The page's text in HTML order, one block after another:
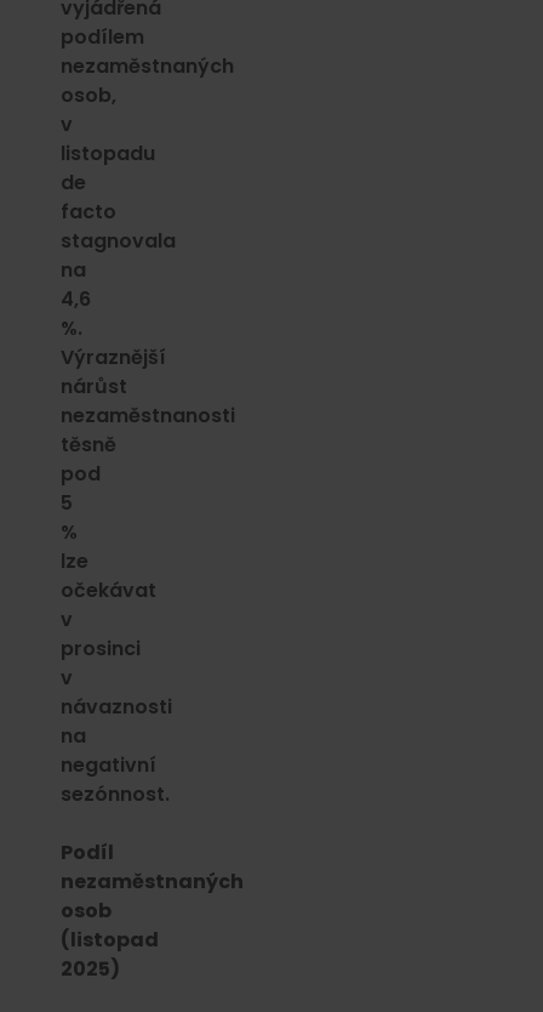
vyjádřená
podílem
nezaměstnaných
osob,
v
listopadu
de
facto
stagnovala
na
4,6
%.
Výraznější
nárůst
nezaměstnanosti
těsně
pod
5
%
lze
očekávat
v
prosinci
v
návaznosti
na
negativní
sezónnost.
Podíl
nezaměstnaných
osob
(listopad
2025)